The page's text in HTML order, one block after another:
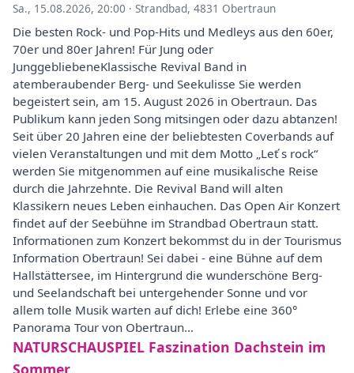
Sa., 15.08.2026, 20:00 · Strandbad, 4831 Obertraun
Die besten Rock- und Pop-Hits und Medleys aus den 60er,
70er und 80er Jahren! Für Jung oder
JunggebliebeneKlassische Revival Band in
atemberaubender Berg- und Seekulisse Sie werden
begeistert sein, am 15. August 2026 in Obertraun. Das
Publikum kann jeden Song mitsingen oder dazu abtanzen!
Seit über 20 Jahren eine der beliebtesten Coverbands auf
vielen Veranstaltungen und mit dem Motto „Let ́s rock“
werden Sie mitgenommen auf eine musikalische Reise
durch die Jahrzehnte. Die Revival Band will alten
Klassikern neues Leben einhauchen. Das Open Air Konzert
findet auf der Seebühne im Strandbad Obertraun statt.
Informationen zum Konzert bekommst du in der Tourismus
Information Obertraun! Sei dabei - eine Bühne auf dem
Hallstättersee, im Hintergrund die wunderschöne Berg-
und Seelandschaft bei untergehender Sonne und vor
allem tolle Musik warten auf dich! Erlebe eine 360°
Panorama Tour von Obertraun...
NATURSCHAUSPIEL Faszination Dachstein im
Sommer